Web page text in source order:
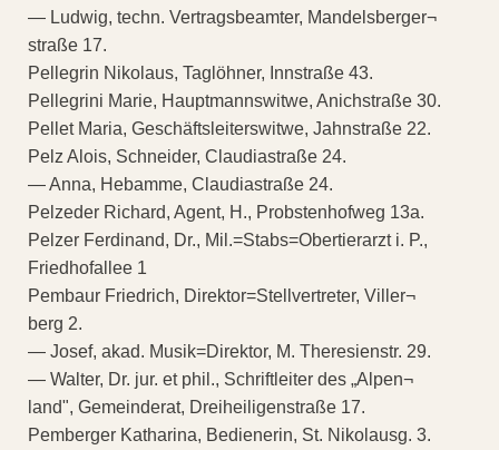
— Ludwig, techn. Vertragsbeamter, Mandelsberger¬
straße 17.
Pellegrin Nikolaus, Taglöhner, Innstraße 43.
Pellegrini Marie, Hauptmannswitwe, Anichstraße 30.
Pellet Maria, Geschäftsleiterswitwe, Jahnstraße 22.
Pelz Alois, Schneider, Claudiastraße 24.
— Anna, Hebamme, Claudiastraße 24.
Pelzeder Richard, Agent, H., Probstenhofweg 13a.
Pelzer Ferdinand, Dr., Mil.=Stabs=Obertierarzt i. P.,
Friedhofallee 1
Pembaur Friedrich, Direktor=Stellvertreter, Viller¬
berg 2.
— Josef, akad. Musik=Direktor, M. Theresienstr. 29.
— Walter, Dr. jur. et phil., Schriftleiter des „Alpen¬
land", Gemeinderat, Dreiheiligenstraße 17.
Pemberger Katharina, Bedienerin, St. Nikolausg. 3.